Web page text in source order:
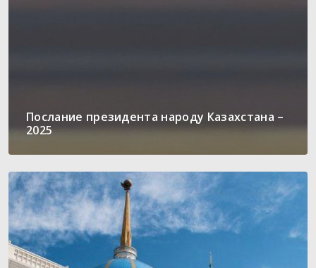
Послание президента народу Казахстана –
2025